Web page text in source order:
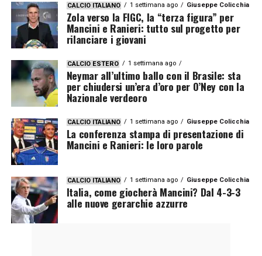
CALCIO ITALIANO 1 settimana ago Giuseppe Colicchia
Zola verso la FIGC, la “terza figura” per
Mancini e Ranieri: tutto sul progetto per
rilanciare i giovani
CALCIO ESTERO 1 settimana ago
Neymar all’ultimo ballo con il Brasile: sta
per chiudersi un’era d’oro per O’Ney con la
Nazionale verdeoro
CALCIO ITALIANO 1 settimana ago Giuseppe Colicchia
La conferenza stampa di presentazione di
Mancini e Ranieri: le loro parole
CALCIO ITALIANO 1 settimana ago Giuseppe Colicchia
Italia, come giocherà Mancini? Dal 4-3-3
alle nuove gerarchie azzurre